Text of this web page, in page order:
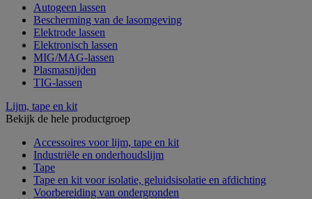
Autogeen lassen
Bescherming van de lasomgeving
Elektrode lassen
Elektronisch lassen
MIG/MAG-lassen
Plasmasnijden
TIG-lassen
Lijm, tape en kit
Bekijk de hele productgroep
Accessoires voor lijm, tape en kit
Industriële en onderhoudslijm
Tape
Tape en kit voor isolatie, geluidsisolatie en afdichting
Voorbereiding van ondergronden